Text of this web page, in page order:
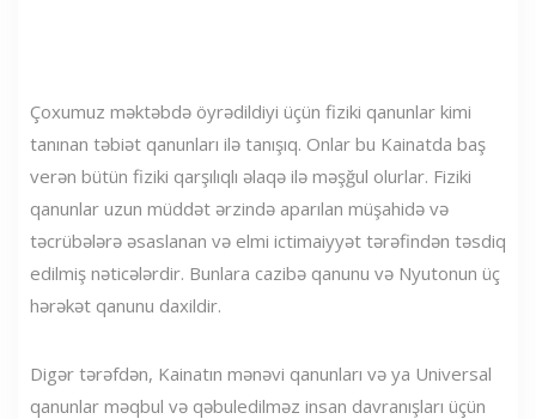
Çoxumuz məktəbdə öyrədildiyi üçün fiziki qanunlar kimi
tanınan təbiət qanunları ilə tanışıq. Onlar bu Kainatda baş
verən bütün fiziki qarşılıqlı əlaqə ilə məşğul olurlar. Fiziki
qanunlar uzun müddət ərzində aparılan müşahidə və
təcrübələrə əsaslanan və elmi ictimaiyyət tərəfindən təsdiq
edilmiş nəticələrdir. Bunlara cazibə qanunu və Nyutonun üç
hərəkət qanunu daxildir.
Digər tərəfdən, Kainatın mənəvi qanunları və ya Universal
qanunlar məqbul və qəbuledilməz insan davranışları üçün